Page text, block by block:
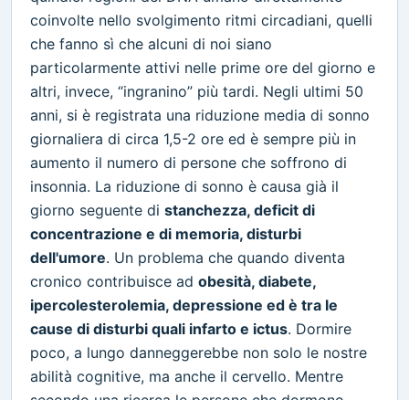
coinvolte nello svolgimento ritmi circadiani, quelli
che fanno sì che alcuni di noi siano
particolarmente attivi nelle prime ore del giorno e
altri, invece, “ingranino” più tardi. Negli ultimi 50
anni, si è registrata una riduzione media di sonno
giornaliera di circa 1,5-2 ore ed è sempre più in
aumento il numero di persone che soffrono di
insonnia. La riduzione di sonno è causa già il
giorno seguente di stanchezza, deficit di
concentrazione e di memoria, disturbi
dell'umore. Un problema che quando diventa
cronico contribuisce ad obesità, diabete,
ipercolesterolemia, depressione ed è tra le
cause di disturbi quali infarto e ictus. Dormire
poco, a lungo danneggerebbe non solo le nostre
abilità cognitive, ma anche il cervello. Mentre